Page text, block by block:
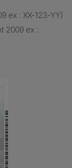
ex : XX-123-YY)
2009 ex :